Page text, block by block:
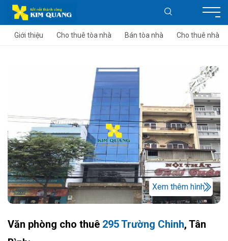
Giới thiệu Cho thuê tòa nhà Bán tòa nhà Cho thuê nhà
Xem thêm hình
Văn phòng cho thuê 295 Trường Chinh, Tân